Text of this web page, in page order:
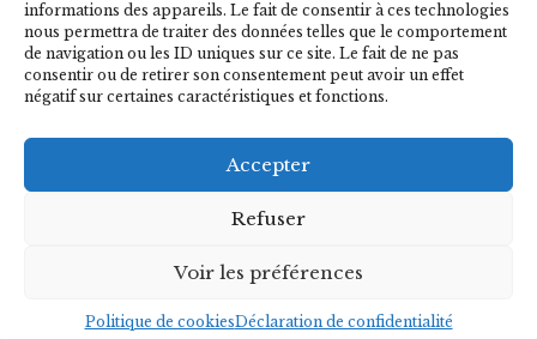
informations des appareils. Le fait de consentir à ces technologies
nous permettra de traiter des données telles que le comportement
de navigation ou les ID uniques sur ce site. Le fait de ne pas
consentir ou de retirer son consentement peut avoir un effet
négatif sur certaines caractéristiques et fonctions.
Accepter
Refuser
Voir les préférences
Politique de cookiesDéclaration de confidentialité
DOCUMENTS
NOUS CONTACTER
© 2026 BADER - Tous droits réservés
Déclaration de confidentialité
CACTUSAgence conseil en communication